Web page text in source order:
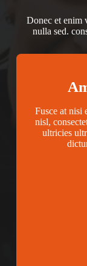
Donec et enim
nulla sed.
Fusce at nisi
nisl,
ultricies